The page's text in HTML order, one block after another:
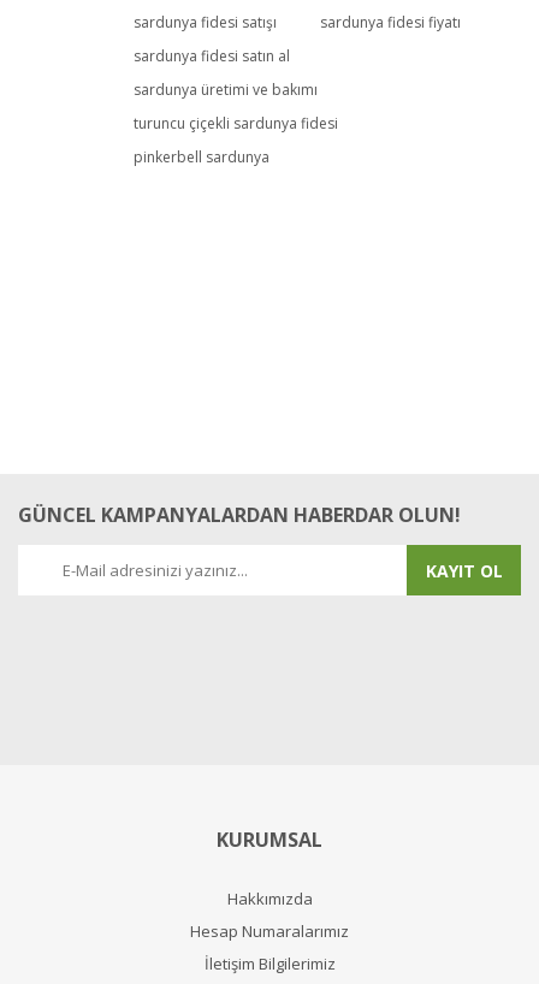
sardunya fidesi satışı
sardunya fidesi fiyatı
sardunya fidesi satın al
sardunya üretimi ve bakımı
turuncu çiçekli sardunya fidesi
pinkerbell sardunya
GÜNCEL KAMPANYALARDAN HABERDAR OLUN!
KAYIT OL
KURUMSAL
Hakkımızda
Hesap Numaralarımız
İletişim Bilgilerimiz